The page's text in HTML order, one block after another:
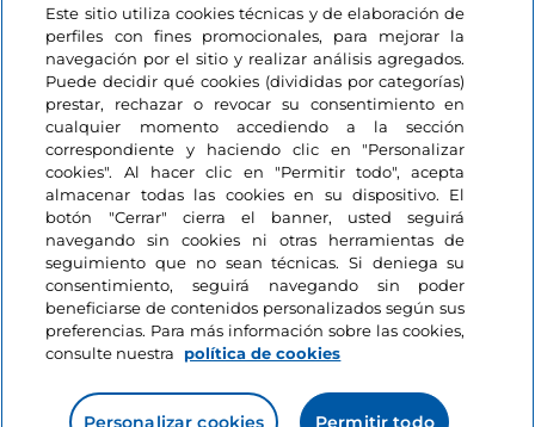
Este sitio utiliza cookies técnicas y de elaboración de
perfiles con fines promocionales, para mejorar la
navegación por el sitio y realizar análisis agregados.
Puede decidir qué cookies (divididas por categorías)
prestar, rechazar o revocar su consentimiento en
cualquier momento accediendo a la sección
correspondiente y haciendo clic en "Personalizar
cookies". Al hacer clic en "Permitir todo", acepta
almacenar todas las cookies en su dispositivo. El
botón "Cerrar" cierra el banner, usted seguirá
navegando sin cookies ni otras herramientas de
seguimiento que no sean técnicas. Si deniega su
consentimiento, seguirá navegando sin poder
beneficiarse de contenidos personalizados según sus
preferencias. Para más información sobre las cookies,
consulte nuestra
política de cookies
Personalizar cookies Permitir todo